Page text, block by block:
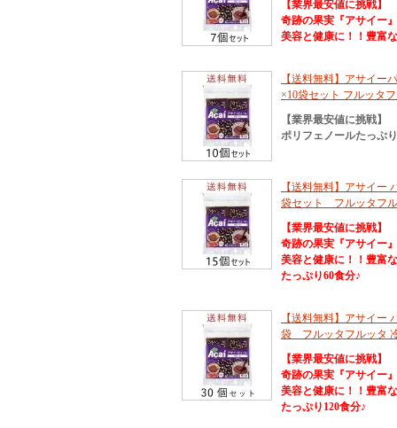
【業界最安値に挑戦】
奇跡の果実『アサイー』
美容と健康に！！豊富
【送料無料】アサイー
×10袋セット フルッタ
【業界最安値に挑戦】
ポリフェノールたっぷ
【送料無料】アサイー
袋セット フルッタフ
【業界最安値に挑戦】
奇跡の果実『アサイー』
美容と健康に！！豊富
たっぷり60食分♪
【送料無料】アサイー
袋 フルッタフルッタ
【業界最安値に挑戦】
奇跡の果実『アサイー』
美容と健康に！！豊富
たっぷり120食分♪